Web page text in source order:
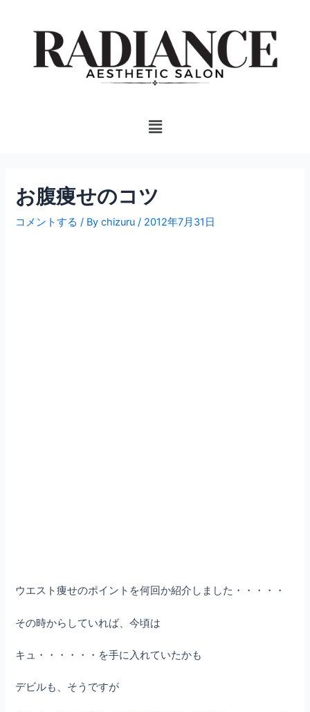
Menu
お腹痩せのコツ
コメントする / Bychizuru/ 2012年7月31日
ウエスト痩せのポイントを何回か紹介しました・・・・・
その時からしていれば、今頃は
キュ・・・・・・を手に入れていたかも
デビルも、そうですが
ビ
ゲ